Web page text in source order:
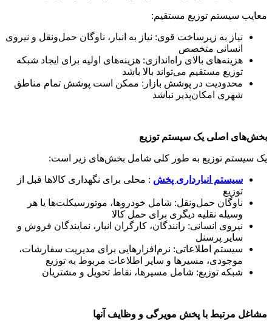
معایب سیستم توزیع مستقیم:
نیاز به زیرساخت قوی: نیاز به انبار، ناوگان حمل‌ونقل و نیروی
انسانی متخصص
هزینه‌های بالای راه‌اندازی: هزینه‌های اولیه برای ایجاد شبکه
توزیع مستقیم می‌تواند بالا باشد
محدودیت در پوشش بازار: ممکن است پوشش تمام مناطق
شهری امکان‌پذیر نباشد
بخش‌های اصلی یک سیستم توزیع
یک سیستم توزیع به طور کلی شامل بخش‌های زیر است:
سیستم انبارداری پخش : محلی برای نگهداری کالاها قبل از
توزیع
ناوگان حمل‌ونقل: شامل خودروها، موتورسیکلت‌ها یا هر
وسیله نقلیه دیگری برای حمل کالا
نیروی انسانی: رانندگان، کارگران انبار، نمایندگان فروش و
سایر پرسنل
سیستم اطلاعاتی: نرم‌افزارهایی برای مدیریت سفارشات،
موجودی، مسیرها و سایر اطلاعات مربوط به توزیع
شبکه توزیع: شامل مسیرها، نقاط تحویل و مشتریان
مشاغل مرتبط با پخش مویرگی و وظایف آنها